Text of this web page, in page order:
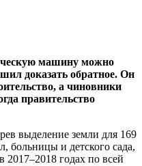
машину можно
доказать обратное. Он
а чиновники
правительство
выделение земли для 169
больницы и детского сада,
2017–2018 годах по всей